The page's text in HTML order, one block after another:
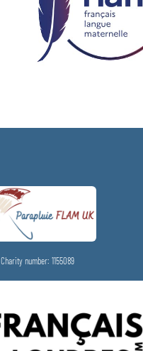
Charity number: 1155089